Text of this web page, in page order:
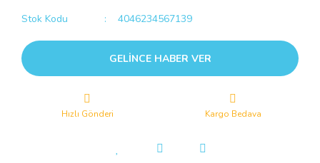
Stok Kodu 4046234567139
GELİNCE HABER VER
Hızlı Gönderi Kargo Bedava